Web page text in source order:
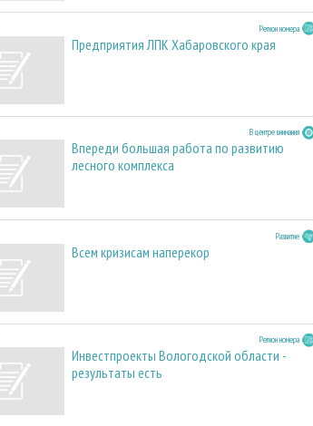
Регион номера
Предприятия ЛПК Хабаровского края
В центре внимания
Впереди большая работа по развитию
лесного комплекса
Развитие
Всем кризисам наперекор
Регион номера
Инвестпроекты Вологодской области -
результаты есть